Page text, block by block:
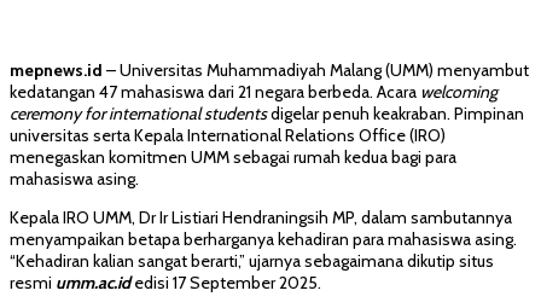
mepnews.id –Universitas Muhammadiyah Malang (UMM) menyambut
kedatangan 47 mahasiswa dari 21 negara berbeda. Acara welcoming
ceremony for international studentsdigelar penuh keakraban. Pimpinan
universitas serta Kepala International Relations Office (IRO)
menegaskan komitmen UMM sebagai rumah kedua bagi para
mahasiswa asing.
Kepala IRO UMM, Dr Ir Listiari Hendraningsih MP, dalam sambutannya
menyampaikan betapa berharganya kehadiran para mahasiswa asing.
“Kehadiran kalian sangat berarti,” ujarnya sebagaimana dikutip situs
resmi umm.ac.idedisi 17 September 2025.